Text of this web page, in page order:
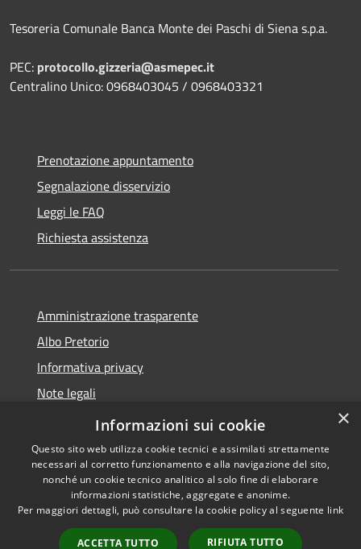
Tesoreria Comunale Banca Monte dei Paschi di Siena s.p.a.
PEC: protocollo.gizzeria@asmepec.it
Centralino Unico: 0968403045 / 0968403321
Prenotazione appuntamento
Segnalazione disservizio
Leggi le FAQ
Richiesta assistenza
Amministrazione trasparente
Albo Pretorio
Informativa privacy
Note legali
Dichiarazione di accessibilità
Accessibilità
Copyright © 2026 • Comune di
Gizzeria • Powered by
Municipium•
Accesso
×
Informazioni sui cookie
Questo sito web utilizza cookie tecnici e assimilati strettamente
necessari al corretto funzionamento e alla navigazione del sito,
nonché un cookie tecnico analitico al solo fine di elaborare
informazioni statistiche, aggregate e anonime.
Per maggiori dettagli, può consultare la cookie policy al seguente link
ACCETTA TUTTO RIFIUTA TUTTO